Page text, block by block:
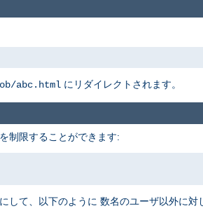
abc.html にリダイレクトされます。
制限することができます:
して、以下のように 数名のユーザ以外に対